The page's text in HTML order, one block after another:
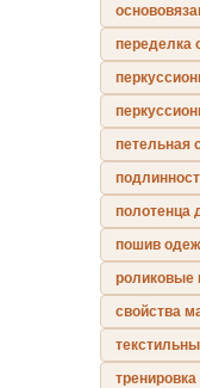
переделка
петельная
полотенца
пошив
свойства